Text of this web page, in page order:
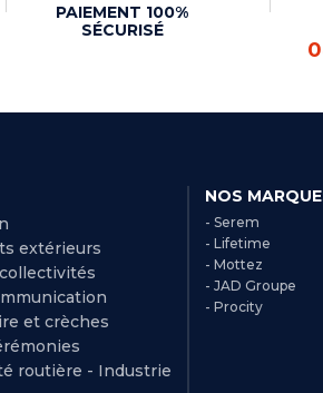
PAIEMENT 100%
SÉCURISÉ
extérieurs
et crèches
routière - Industrie
NOS
- Serem
- Lifetime
- Mottez
- JAD Groupe
- Procity